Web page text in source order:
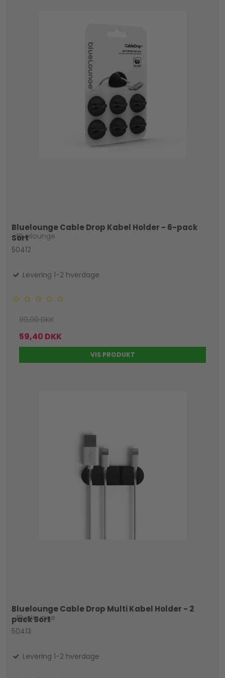
Bluelounge Cable Drop Kabel Holder - 6-pack
Sort
Bluelounge
50412
Levering 1-2 hverdage
99,00 DKK
59,40 DKK
VIS PRODUKT
Bluelounge Cable Drop Multi Kabel Holder - 2
pack Sort
Bluelounge
50413
Levering 1-2 hverdage